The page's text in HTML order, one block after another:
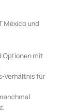
México und
Optionen mit
Verhältnis für